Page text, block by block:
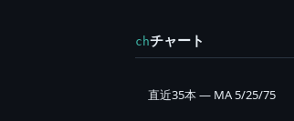
chチャート
直近35本 — MA 5/25/75